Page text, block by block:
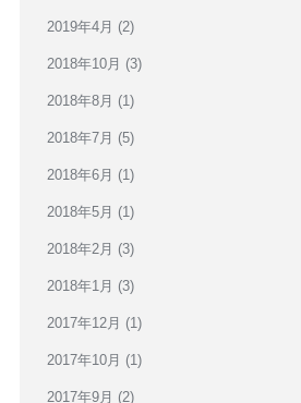
2019年4月 (2)
2018年10月 (3)
2018年8月 (1)
2018年7月 (5)
2018年6月 (1)
2018年5月 (1)
2018年2月 (3)
2018年1月 (3)
2017年12月 (1)
2017年10月 (1)
2017年9月 (2)